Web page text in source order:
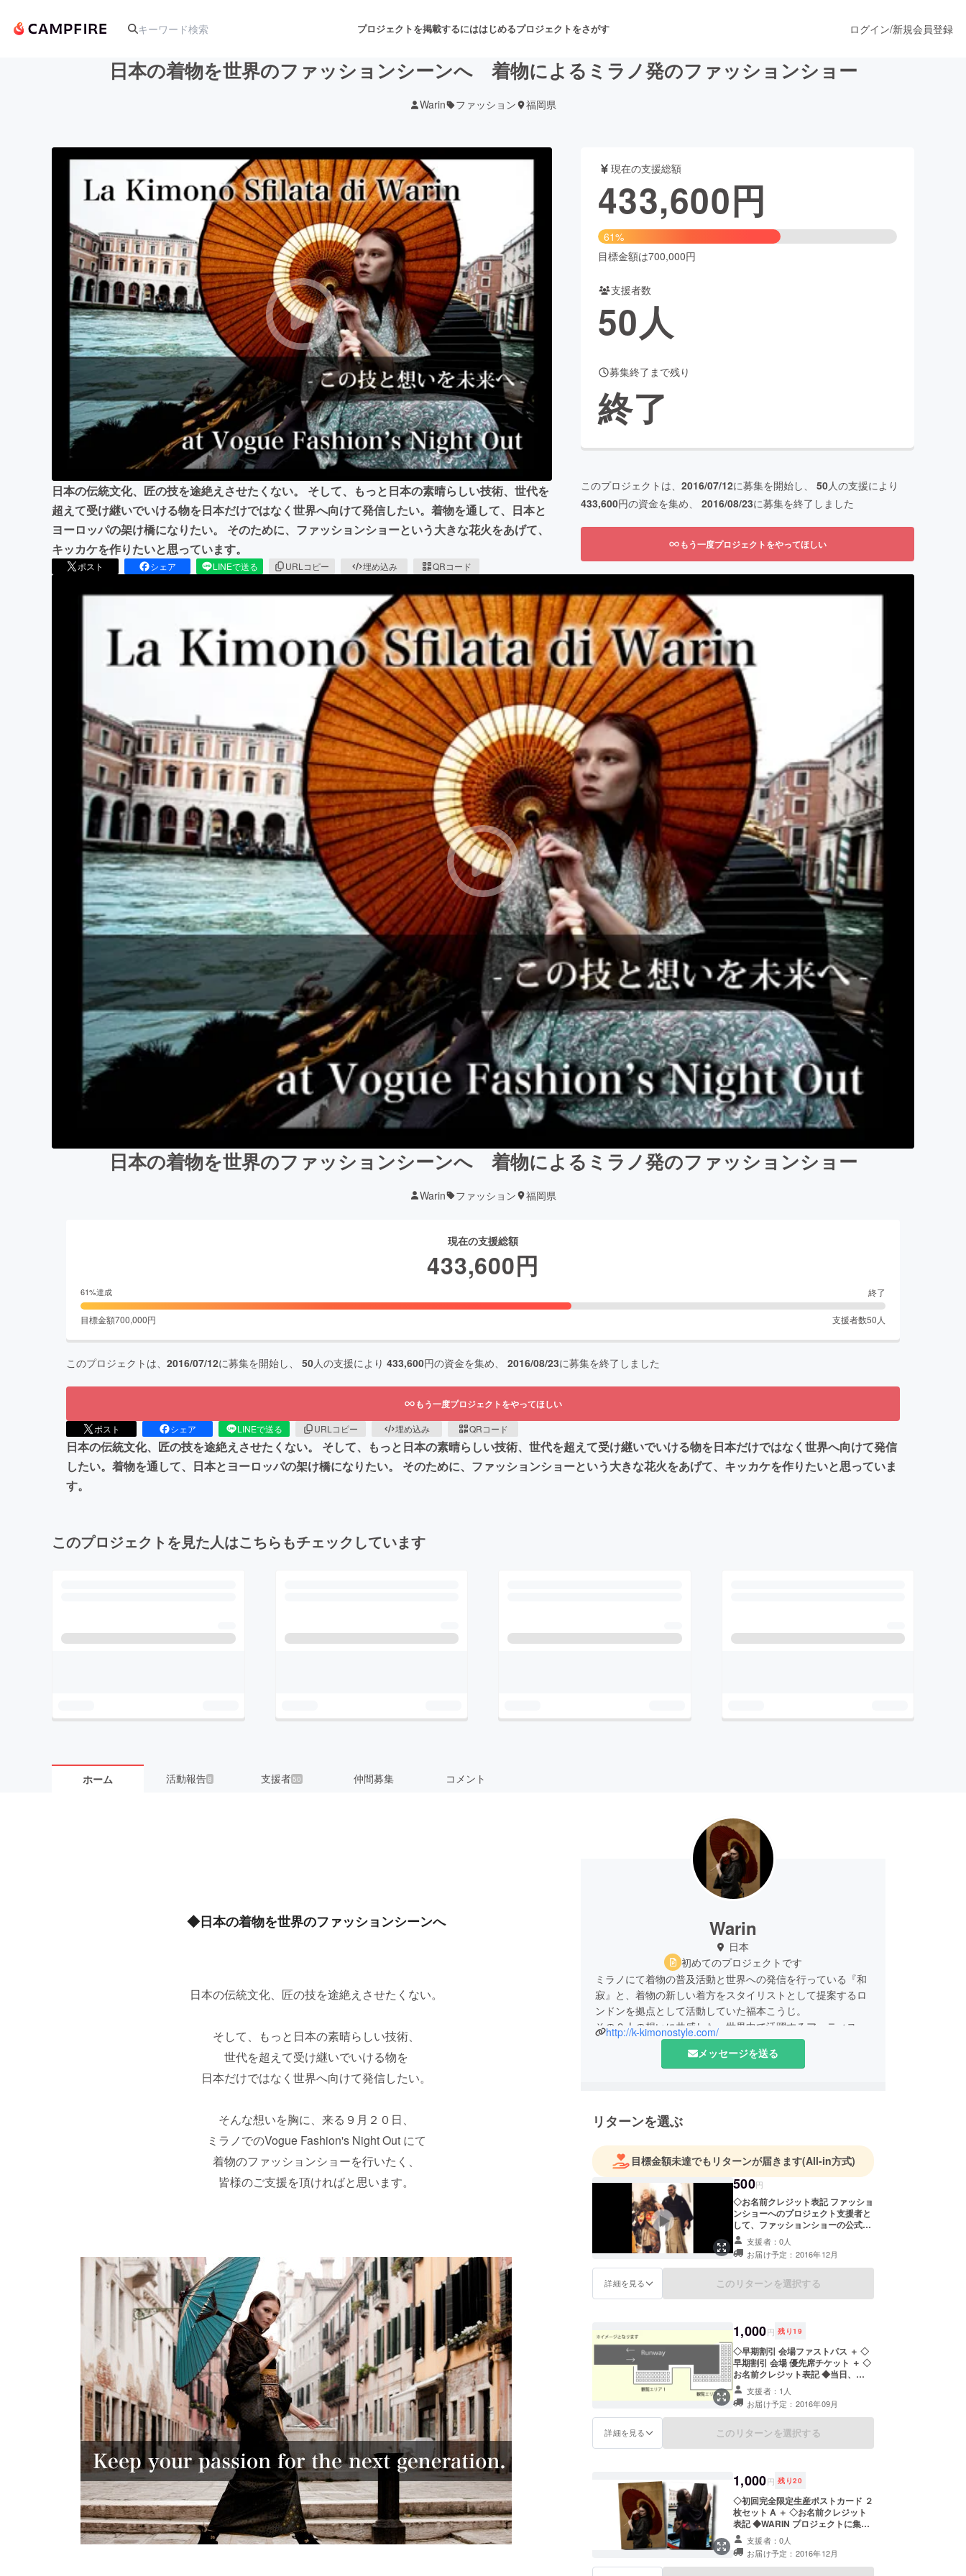
プロジェクトを掲載するにははじめるプロジェクトをさがす
アート・写真 音楽 舞台・パフォーマンス
テクノロジー・ガジェット ゲーム・サービス開発 フード・飲食店 ファッション
映像・映画 書籍・雑誌出版
ビジネス・起業 チャレンジ ビューティー・ヘルスケア
まちづくり・地域活性化
CAMPFIRE for Social GoodCAMPFIRE Creation
CAMPFIREふるさと納税machi-yaコミュニティ
ログイン/新規会員登録
日本の着物を世界のファッションシーンへ 着物によるミラノ発のファッションショー
Warin ファッション 福岡県
日本の伝統文化、匠の技を途絶えさせたくない。 そして、もっと日本の素晴らしい技術、世代を
超えて受け継いでいける物を日本だけではなく世界へ向けて発信したい。着物を通して、日本と
ヨーロッパの架け橋になりたい。 そのために、ファッションショーという大きな花火をあげて、
キッカケを作りたいと思っています。
ポスト シェア LINEで送る URLコピー 埋め込み QRコード
現在の支援総額
433,600円
61%
目標金額は700,000円
支援者数
50人
募集終了まで残り
終了
このプロジェクトは、 2016/07/12に募集を開始し、 50人の支援により
433,600円の資金を集め、 2016/08/23に募集を終了しました
もう一度プロジェクトをやってほしい
日本の着物を世界のファッションシーンへ 着物によるミラノ発のファッションショー
Warin ファッション 福岡県
現在の支援総額
433,600円
61%達成 終了
目標金額700,000円 支援者数50 人
このプロジェクトは、 2016/07/12に募集を開始し、 50人の支援により 433,600円の資金を集め、 2016/08/23に募集を終了しました
もう一度プロジェクトをやってほしい
ポスト シェア LINEで送る URLコピー 埋め込み QRコード
日本の伝統文化、匠の技を途絶えさせたくない。 そして、もっと日本の素晴らしい技術、世代を超えて受け継いでいける物を日本だけではなく世界へ向けて発信
したい。着物を通して、日本とヨーロッパの架け橋になりたい。 そのために、ファッションショーという大きな花火をあげて、キッカケを作りたいと思っていま
す。
このプロジェクトを見た人はこちらもチェックしています
ホーム 活動報告8 支援者50 仲間募集 コメント
◆日本の着物を世界のファッションシーンへ
日本の伝統文化、匠の技を途絶えさせたくない。
そして、もっと日本の素晴らしい技術、
世代を超えて受け継いでいける物を
日本だけではなく世界へ向けて発信したい。
そんな想いを胸に、来る９月２０日、
ミラノでのVogue Fashion's Night Out にて
着物のファッションショーを行いたく、
皆様のご支援を頂ければと思います。
Warin
日本
初めてのプロジェクトです
ミラノにて着物の普及活動と世界への発信を行っている『和
寂』と、着物の新しい着方をスタイリストとして提案するロ
ンドンを拠点として活動していた福本こうじ。
その２人の想いに共感した、世界中で活躍するアーティスト
達が集まり、『和輪』は始まりました。ファッションショー
をはじめとし、様々なイベントを行っています。
http://k-kimonostyle.com/
メッセージを送る
リターンを選ぶ
目標金額未達でもリターンが届きます(All-in方式)
500円
◇お名前クレジット表記 ファッショ
ンショーへのプロジェクト支援者と
して、ファッションショーの公式
After Movie （ショーをまとめた映
像）にて、お名前をクレジット表記
（英語）させていただきます。
支援者：0人
お届け予定：2016年12月
詳細を見る このリターンを選択する
1,000円 残り19
◇早期割引 会場ファストパス ＋ ◇
早期割引 会場 優先席チケット ＋ ◇
お名前クレジット表記 ◆当日、
ファッションショー会場にて列に並
ぶことなく、通常席にご案内致しま
す。 ※お席は、お好きな所を自由に
お選びください。ご希望のお席がご
ざいます際は、早めのご来場をお薦
へいらっしゃれる方、限定となりま
す。（ミラノへの交通費等はリター
ンには含まれません） ※会場図はあ
くまでイメージ図であり、当日、現
場の状況によって、多少の位置や席
数の変化など起こる可能性がござい
ます。予めご了承いただければと思
います。 ◆ファッションショーへの
プロジェクト支援者として、ファッ
支援者：1人
お届け予定：2016年09月
詳細を見る このリターンを選択する
1,000円 残り20
◇初回完全限定生産ポストカード ２
枚セット A ＋ ◇お名前クレジット
表記 ◆WARIN プロジェクトに集結
した、国境を超えたプロのアーティ
スト達から成るチームが、ベネツィ
アでおこなった撮影作品を完全限定
生産でポストカードにしてお届け致
支援者：0人
お届け予定：2016年12月